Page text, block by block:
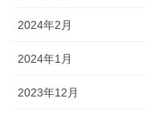
2024年2月
2024年1月
2023年12月